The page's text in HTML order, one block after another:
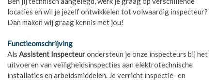
locaties en wil je jezelf ontwikkelen tot volwaardig inspecteur?
Dan maken wij graag kennis met jou!
Functieomschrijving
Als Assistent Inspecteurondersteun je onze inspecteurs bij het
uitvoeren van veiligheidsinspecties aan elektrotechnische
installaties en arbeidsmiddelen. Je verricht inspectie- en